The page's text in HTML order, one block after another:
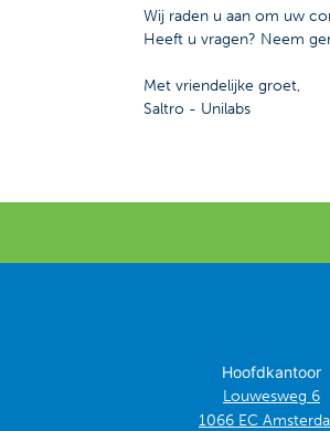
Wij raden u aan om uw
Heeft u vragen? Neem
Met vriendelijke groet,
Saltro - Unilabs
Hoofdkantoor
Louwesweg 6
1066 EC